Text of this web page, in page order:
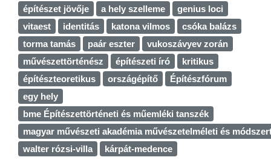
építészet jövője
a hely szelleme
genius loci
vitaest
identitás katona vilmos
csóka balázs
torma tamás
paár eszter
vukoszávyev zorán
művészettörténész
építészeti író
kritikus
építészteoretikus
országépítő
Építészfórum
egy hely
bme Építészettörténeti és műemléki tanszék
magyar művészeti akadémia művészetelméleti és
walter rózsi-villa
kárpát-medence